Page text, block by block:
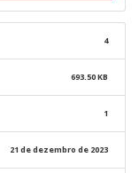
4
693.50 KB
1
21 de dezembro de 2023